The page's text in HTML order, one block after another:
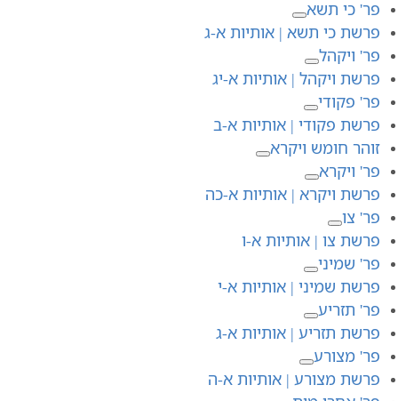
פר' כי תשא
פרשת כי תשא | אותיות א-ג
פר' ויקהל
פרשת ויקהל | אותיות א-יג
פר' פקודי
פרשת פקודי | אותיות א-ב
זוהר חומש ויקרא
פר' ויקרא
פרשת ויקרא | אותיות א-כה
פר' צו
פרשת צו | אותיות א-ו
פר' שמיני
פרשת שמיני | אותיות א-י
פר' תזריע
פרשת תזריע | אותיות א-ג
פר' מצורע
פרשת מצורע | אותיות א-ה